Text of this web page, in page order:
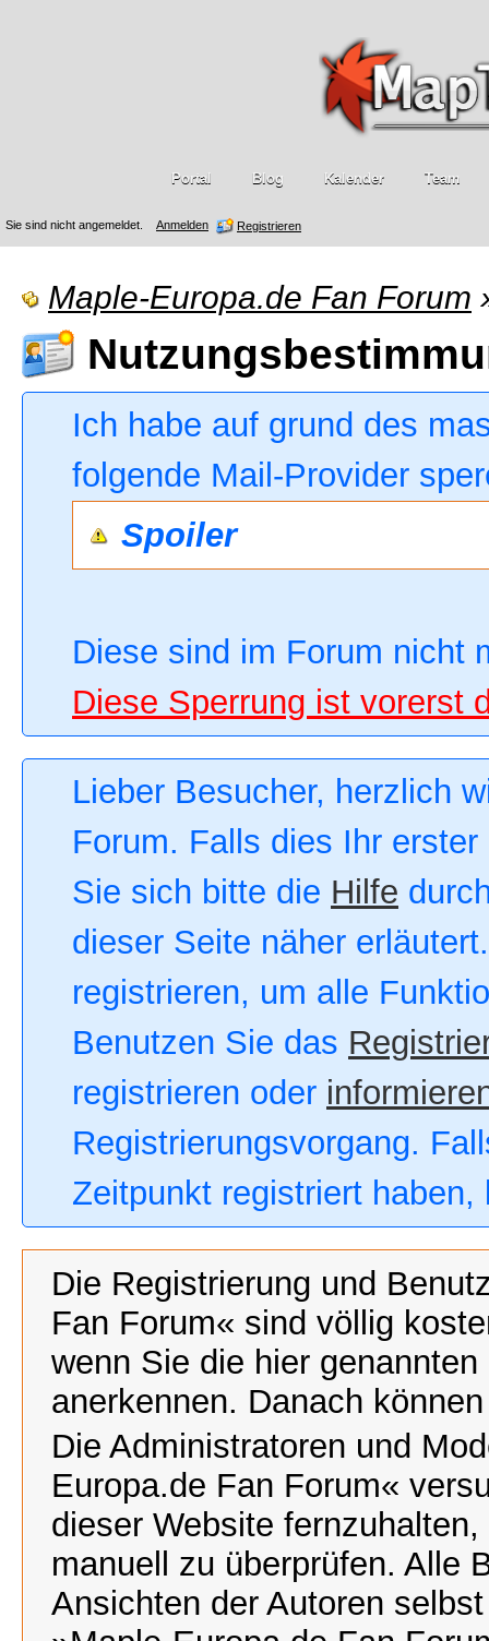
Sie sind nicht angemeldet. Anmelden Registrieren
Portal Blog Kalender Team
Maple-Europa.de Fan Forum
Ich habe auf grund des
folgende Mail-Provider
Spoiler
Diese sind im Forum nicht
Diese Sperrung ist vorerst
Lieber Besucher, herzlich
Forum. Falls dies Ihr
Sie sich bitte die Hilfe
dieser Seite näher
registrieren, um alle
Benutzen Sie das
registrieren oder
Registrierungsvorgang.
Zeitpunkt registriert
Die Registrierung und
Fan Forum« sind völlig
wenn Sie die hier
anerkennen. Danach
Die Administratoren und
Europa.de Fan Forum«
dieser Website
manuell zu überprüfen. Alle
Ansichten der Autoren